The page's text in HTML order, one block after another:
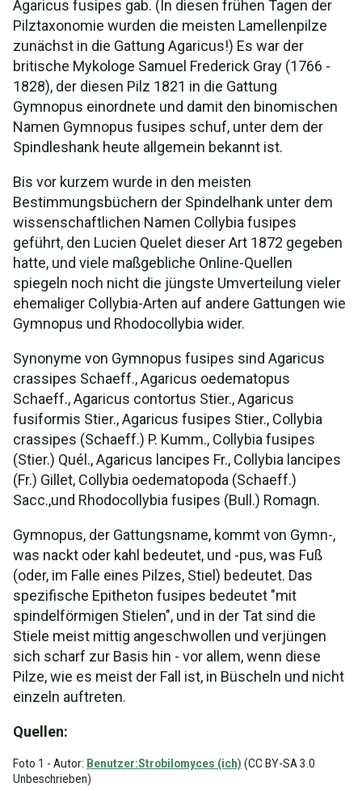
Agaricus fusipes gab. (In diesen frühen Tagen der
Pilztaxonomie wurden die meisten Lamellenpilze
zunächst in die Gattung Agaricus!) Es war der
britische Mykologe Samuel Frederick Gray (1766 -
1828), der diesen Pilz 1821 in die Gattung
Gymnopus einordnete und damit den binomischen
Namen Gymnopus fusipes schuf, unter dem der
Spindleshank heute allgemein bekannt ist.
Bis vor kurzem wurde in den meisten
Bestimmungsbüchern der Spindelhank unter dem
wissenschaftlichen Namen Collybia fusipes
geführt, den Lucien Quelet dieser Art 1872 gegeben
hatte, und viele maßgebliche Online-Quellen
spiegeln noch nicht die jüngste Umverteilung vieler
ehemaliger Collybia-Arten auf andere Gattungen wie
Gymnopus und Rhodocollybia wider.
Synonyme von Gymnopus fusipes sind Agaricus
crassipes Schaeff., Agaricus oedematopus
Schaeff., Agaricus contortus Stier., Agaricus
fusiformis Stier., Agaricus fusipes Stier., Collybia
crassipes (Schaeff.) P. Kumm., Collybia fusipes
(Stier.) Quél., Agaricus lancipes Fr., Collybia lancipes
(Fr.) Gillet, Collybia oedematopoda (Schaeff.)
Sacc.,und Rhodocollybia fusipes (Bull.) Romagn.
Gymnopus, der Gattungsname, kommt von Gymn-,
was nackt oder kahl bedeutet, und -pus, was Fuß
(oder, im Falle eines Pilzes, Stiel) bedeutet. Das
spezifische Epitheton fusipes bedeutet "mit
spindelförmigen Stielen", und in der Tat sind die
Stiele meist mittig angeschwollen und verjüngen
sich scharf zur Basis hin - vor allem, wenn diese
Pilze, wie es meist der Fall ist, in Büscheln und nicht
einzeln auftreten.
Quellen:
Foto 1 - Autor: Benutzer:Strobilomyces (ich) (CC BY-SA 3.0
Unbeschrieben)